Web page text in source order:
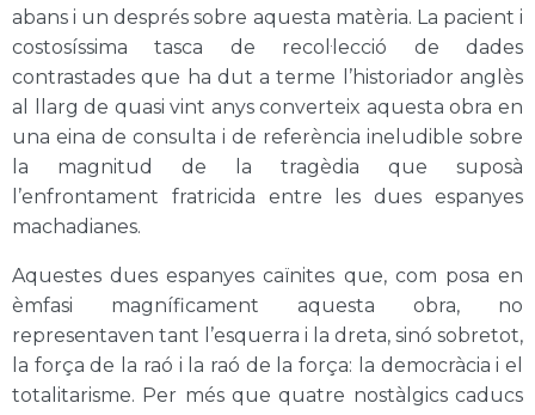
abans i un després sobre aquesta matèria. La pacient i
costosíssima tasca de recol·lecció de dades
contrastades que ha dut a terme l’historiador anglès
al llarg de quasi vint anys converteix aquesta obra en
una eina de consulta i de referència ineludible sobre
la magnitud de la tragèdia que suposà
l’enfrontament fratricida entre les dues espanyes
machadianes.
Aquestes dues espanyes caïnites que, com posa en
èmfasi magníficament aquesta obra, no
representaven tant l’esquerra i la dreta, sinó sobretot,
la força de la raó i la raó de la força: la democràcia i el
totalitarisme. Per més que quatre nostàlgics caducs